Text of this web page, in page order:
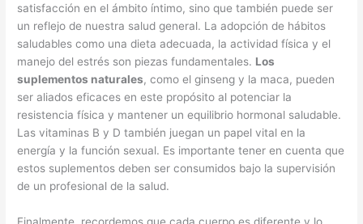
satisfacción en el ámbito íntimo, sino que también puede ser
un reflejo de nuestra salud general. La adopción de hábitos
saludables como una dieta adecuada, la actividad física y el
manejo del estrés son piezas fundamentales. Los
suplementos naturales, como el ginseng y la maca, pueden
ser aliados eficaces en este propósito al potenciar la
resistencia física y mantener un equilibrio hormonal saludable.
Las vitaminas B y D también juegan un papel vital en la
energía y la función sexual. Es importante tener en cuenta que
estos suplementos deben ser consumidos bajo la supervisión
de un profesional de la salud.